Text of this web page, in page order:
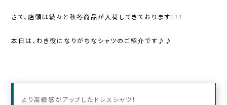
さて、店頭は続々と秋冬商品が入荷してきております！！！
本日は、わき役になりがちなシャツのご紹介です♪♪
より高級感がアップしたドレスシャツ！